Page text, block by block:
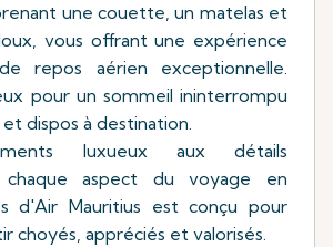
une couette, un matelas et
vous offrant une expérience
repos aérien exceptionnelle.
pour un sommeil ininterrompu
dispos à destination.
luxueux aux détails
chaque aspect du voyage en
d'Air Mauritius est conçu pour
choyés, appréciés et valorisés.